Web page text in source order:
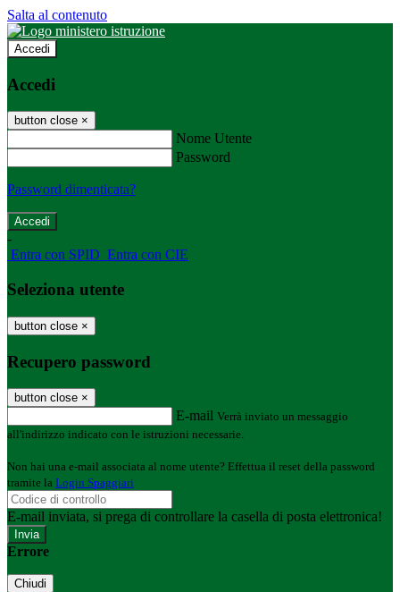
Salta al contenuto
Accedi
Accedi
button close ×
Nome Utente
Password
Password dimenticata?
-
Entra con SPID Entra con CIE
Seleziona utente
button close ×
Recupero password
button close ×
E-mail Verrà inviato un messaggio
all'indirizzo indicato con le istruzioni necessarie.
Non hai una e-mail associata al nome utente? Effettua il reset della password
tramite la Login Spaggiari
E-mail inviata, si prega di controllare la casella di posta elettronica!
Errore
Chiudi